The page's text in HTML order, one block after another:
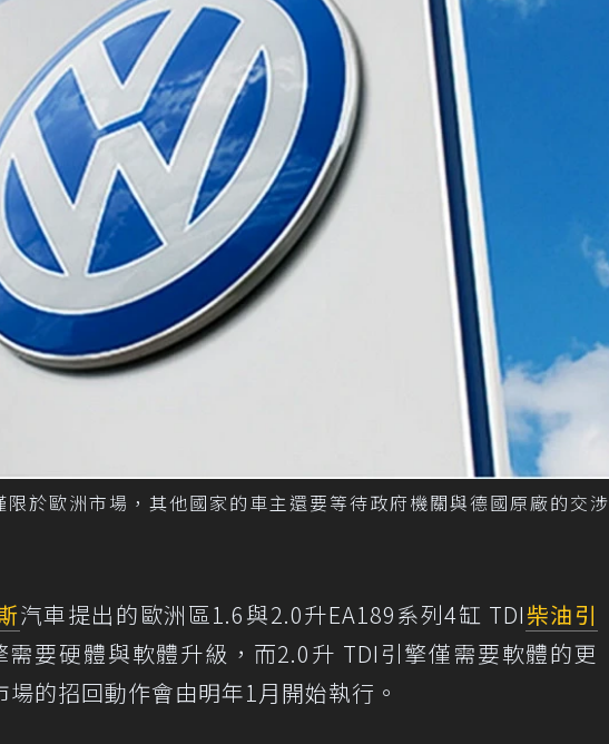
於歐洲市場，其他國家的車主還要等待政府機關與德國原廠的交涉
汽車提出的歐洲區1.6與2.0升EA189系列4缸 TDI柴油引
要硬體與軟體升級，而2.0升 TDI引擎僅需要軟體的更
的招回動作會由明年1月開始執行。